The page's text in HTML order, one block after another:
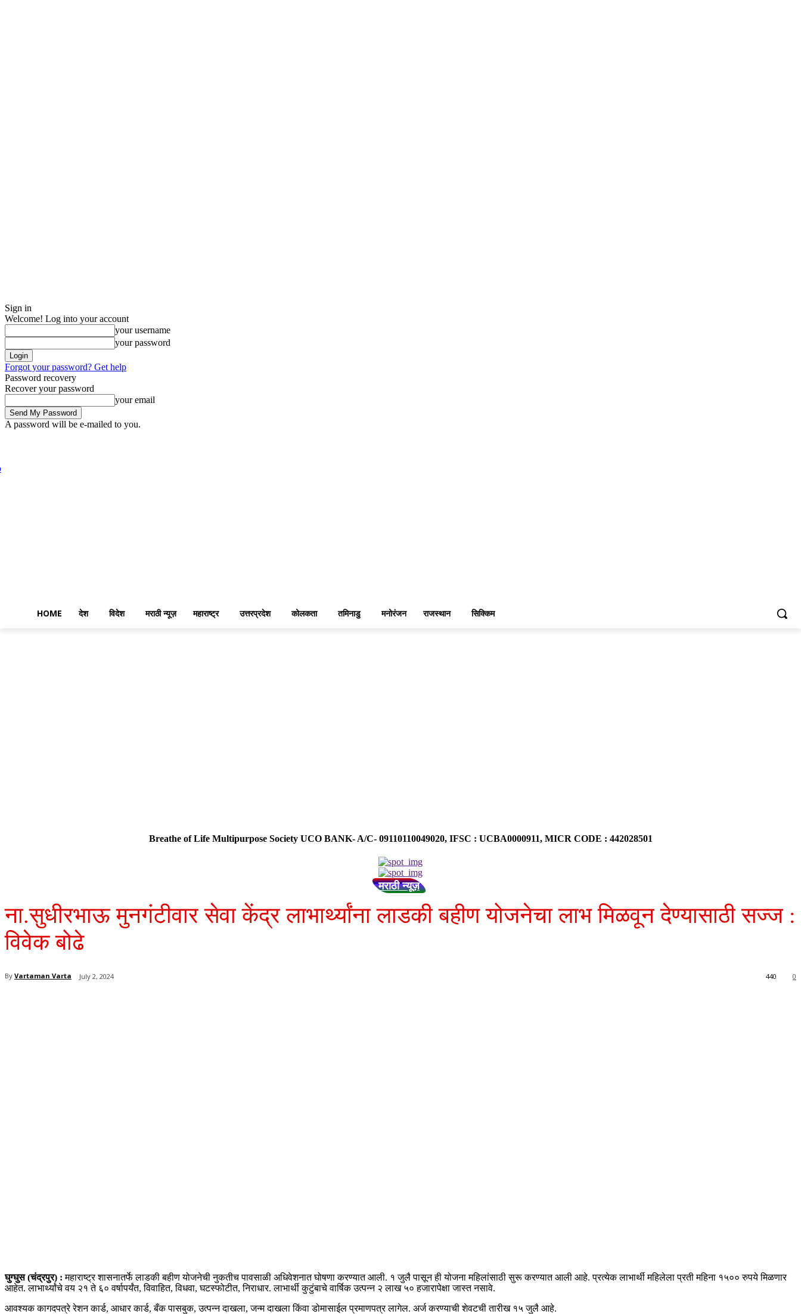
Sign in
Welcome! Log into your account
your username
your password
Forgot your password? Get help
Password recovery
Recover your password
your email
A password will be e-mailed to you.
HOME देश विदेश मराठी न्यूज़ महाराष्ट्र उत्तरप्रदेश कोलकता तमिनाडु मनोरंजन राजस्थान सिक्किम
Breathe of Life Multipurpose Society UCO BANK- A/C- 09110110049020, IFSC : UCBA0000911, MICR CODE : 442028501
मराठी न्यूज़
ना.सुधीरभाऊ मुनगंटीवार सेवा केंद्र लाभार्थ्यांना लाडकी बहीण योजनेचा लाभ मिळवून देण्यासाठी सज्ज :
विवेक बोढे
By Vartaman Varta July 2, 2024 0
440
घुग्घुस (चंद्रपुर) : महाराष्ट्र शासनातर्फे लाडकी बहीण योजनेची नुकतीच पावसाळी अधिवेशनात घोषणा करण्यात आली. १ जुलै पासून ही योजना महिलांसाठी सुरू करण्यात आली आहे. प्रत्येक लाभार्थी महिलेला प्रती महिना १५०० रुपये मिळणार
आहेत. लाभार्थ्यांचे वय २१ ते ६० वर्षापर्यंत, विवाहित, विधवा, घटस्फोटीत, निराधार. लाभार्थी कुटुंबाचे वार्षिक उत्पन्न २ लाख ५० हजारापेक्षा जास्त नसावे.
आवश्यक कागदपत्रे रेशन कार्ड, आधार कार्ड, बँक पासबुक, उत्पन्न दाखला, जन्म दाखला किंवा डोमासाईल प्रमाणपत्र लागेल. अर्ज करण्याची शेवटची तारीख १५ जुलै आहे.